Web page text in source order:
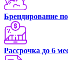
Брендирование
Рассрочка до 6